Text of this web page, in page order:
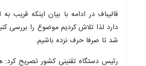
قالیباف در ادامه با بیان اینکه
دارد لذا تلاش کردیم موضوع را
شد تا صرفا حرف نزده باشیم.
رئیس دستگاه تقنینی کشور تصریح